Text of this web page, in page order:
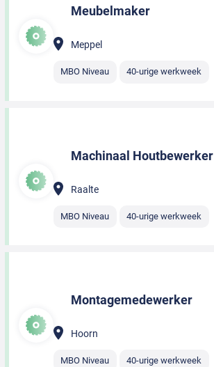
Meubelmaker
Meppel
MBO Niveau 40-urige werkweek
Machinaal Houtbewerker
Raalte
MBO Niveau 40-urige werkweek
Montagemedewerker
Hoorn
MBO Niveau 40-urige werkweek